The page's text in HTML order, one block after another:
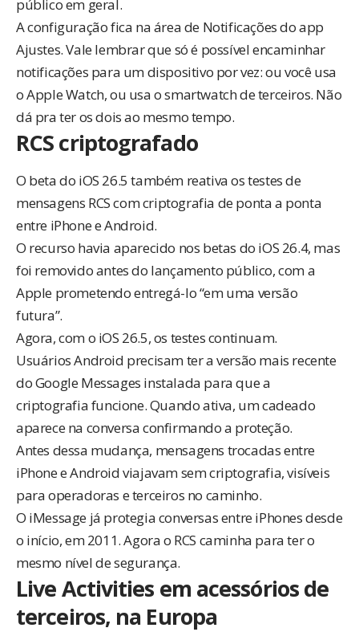
público em geral.
A configuração fica na área de Notificações do app
Ajustes. Vale lembrar que só é possível encaminhar
notificações para um dispositivo por vez: ou você usa
o Apple Watch, ou usa o smartwatch de terceiros. Não
dá pra ter os dois ao mesmo tempo.
RCS criptografado
O beta do iOS 26.5 também reativa os testes de
mensagens RCS com criptografia de ponta a ponta
entre iPhone e Android.
O recurso havia aparecido nos betas do iOS 26.4, mas
foi removido antes do lançamento público, com a
Apple prometendo entregá-lo “em uma versão
futura”.
Agora, com o iOS 26.5, os testes continuam.
Usuários Android precisam ter a versão mais recente
do Google Messages instalada para que a
criptografia funcione. Quando ativa, um cadeado
aparece na conversa confirmando a proteção.
Antes dessa mudança, mensagens trocadas entre
iPhone e Android viajavam sem criptografia, visíveis
para operadoras e terceiros no caminho.
O iMessage já protegia conversas entre iPhones desde
o início, em 2011. Agora o RCS caminha para ter o
mesmo nível de segurança.
Live Activities em acessórios de
terceiros, na Europa